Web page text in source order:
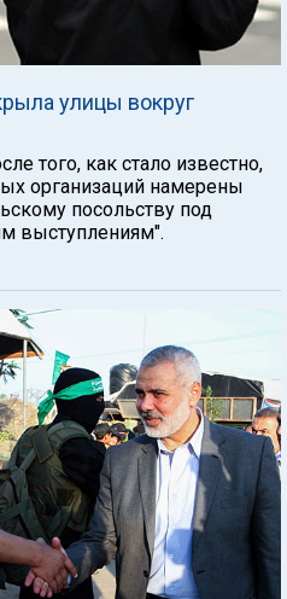
улицы вокруг
того, как стало известно,
организаций намерены
посольству под
выступлениям".